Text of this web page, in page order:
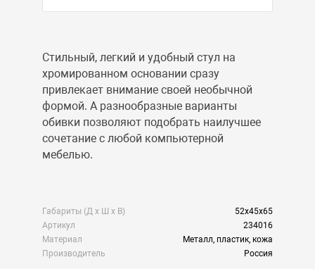
Стильный, легкий и удобный стул на
хромированном основании сразу
привлекает внимание своей необычной
формой. А разнообразные варианты
обивки позволяют подобрать наилучшее
сочетание с любой компьютерной
мебелью.
Габариты (Д х Ш х В)
52x45x65
Артикул
234016
Материал
Металл, пластик, кожа
Производитель
Россия